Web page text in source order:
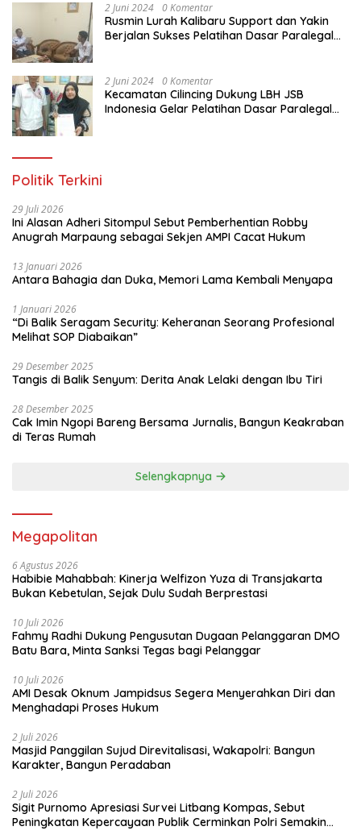
2 Juni 2024 0 Komentar
Rusmin Lurah Kalibaru Support dan Yakin
Berjalan Sukses Pelatihan Dasar Paralegal
2 Juni 2024 0 Komentar
Kecamatan Cilincing Dukung LBH JSB
Indonesia Gelar Pelatihan Dasar Paralegal
Politik Terkini
29 Juli 2026
Ini Alasan Adheri Sitompul Sebut Pemberhentian Robby
Anugrah Marpaung sebagai Sekjen AMPI Cacat Hukum
13 Januari 2026
Antara Bahagia dan Duka, Memori Lama Kembali Menyapa
1 Januari 2026
“Di Balik Seragam Security: Keheranan Seorang Profesional
Melihat SOP Diabaikan”
29 Desember 2025
Tangis di Balik Senyum: Derita Anak Lelaki dengan Ibu Tiri
28 Desember 2025
Cak Imin Ngopi Bareng Bersama Jurnalis, Bangun Keakraban
di Teras Rumah
Selengkapnya
Megapolitan
6 Agustus 2026
Habibie Mahabbah: Kinerja Welfizon Yuza di Transjakarta
Bukan Kebetulan, Sejak Dulu Sudah Berprestasi
10 Juli 2026
Fahmy Radhi Dukung Pengusutan Dugaan Pelanggaran DMO
Batu Bara, Minta Sanksi Tegas bagi Pelanggar
10 Juli 2026
AMI Desak Oknum Jampidsus Segera Menyerahkan Diri dan
Menghadapi Proses Hukum
2 Juli 2026
Masjid Panggilan Sujud Direvitalisasi, Wakapolri: Bangun
Karakter, Bangun Peradaban
2 Juli 2026
Sigit Purnomo Apresiasi Survei Litbang Kompas, Sebut
Peningkatan Kepercayaan Publik Cerminkan Polri Semakin